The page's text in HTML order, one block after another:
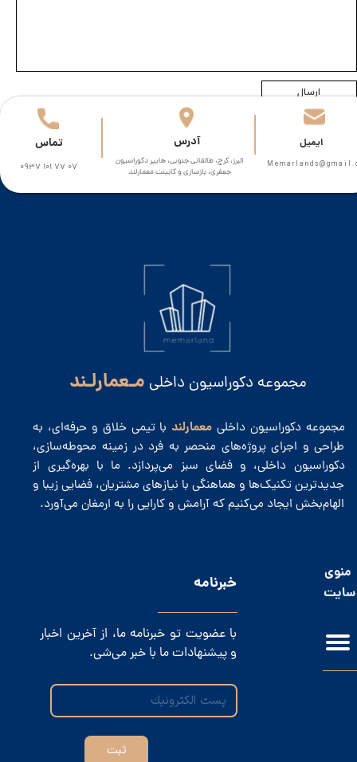
ارسال
مجموعه دکوراسیون داخلی مـعمارلـند
مجموعه دکوراسیون داخلی معمارلندبا تیمی خلاق و حرفه‌ای، به
طراحی و اجرای پروژه‌های منحصر به فرد در زمینه محوطه‌سازی،
دکوراسیون داخلی، و فضای سبز می‌پردازد. ما با بهره‌گیری از
جدیدترین تکنیک‌ها و هماهنگی با نیازهای مشتریان، فضایی زیبا و
الهام‌بخش ایجاد می‌کنیم که آرامش و کارایی را به ارمغان می‌آورد.
البرز، کرج، طالقانی جنوبی، هایپر دکوراسیون
جعفری، بازسازی و کابینت معمارلند
0937 101 77 07
​آدرس ​​ایمیل تماس
منوی
سایت
​خبرنامه
با عضویت تو خبرنامه ما، از آخرین اخبار
و پیشنهادات ما با خبر می‌شی.
ثبت